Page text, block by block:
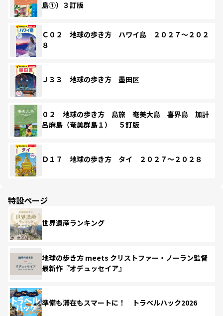
島①）３訂版
Ｃ０２ 地球の歩き方 ハワイ島 ２０２７～２０２
８
Ｊ３３ 地球の歩き方 墨田区
０２ 地球の歩き方 島旅 奄美大島 喜界島 加計
呂麻島（奄美群島１） ５訂版
Ｄ１７ 地球の歩き方 タイ ２０２７～２０２８
特設ページ
世界遺産ランキング
地球の歩き方 meets クリストファー・ノーラン監督
最新作『オデュッセイア』
準備も滞在もスマートに！ トラベルハック2026